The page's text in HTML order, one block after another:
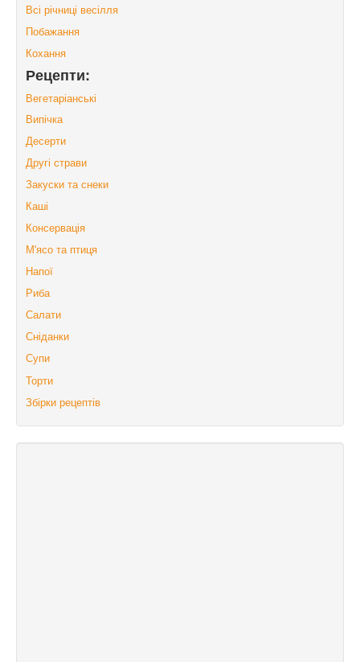
Всі річниці весілля
Побажання
Кохання
Рецепти:
Вегетаріанські
Випічка
Десерти
Другі страви
Закуски та снеки
Каші
Консервація
М'ясо та птиця
Напої
Риба
Салати
Сніданки
Супи
Торти
Збірки рецептів